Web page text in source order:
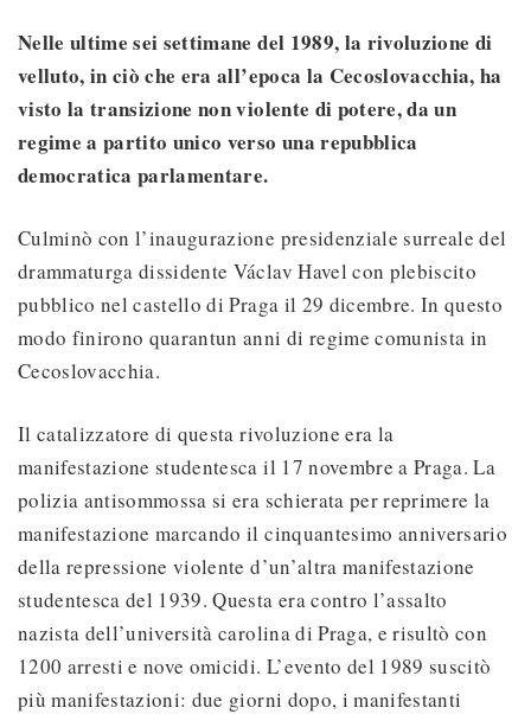
Nelle ultime sei settimane del 1989, la rivoluzione di
velluto, in ciò che era all’epoca la Cecoslovacchia, ha
visto la transizione non violente di potere, da un
regime a partito unico verso una repubblica
democratica parlamentare.
Culminò con l’inaugurazione presidenziale surreale del
drammaturga dissidente Václav Havel con plebiscito
pubblico nel castello di Praga il 29 dicembre. In questo
modo finirono quarantun anni di regime comunista in
Cecoslovacchia.
Il catalizzatore di questa rivoluzione era la
manifestazione studentesca il 17 novembre a Praga. La
polizia antisommossa si era schierata per reprimere la
manifestazione marcando il cinquantesimo anniversario
della repressione violente d’un’altra manifestazione
studentesca del 1939. Questa era contro l’assalto
nazista dell’università carolina di Praga, e risultò con
1200 arresti e nove omicidi. L’evento del 1989 suscitò
più manifestazioni: due giorni dopo, i manifestanti